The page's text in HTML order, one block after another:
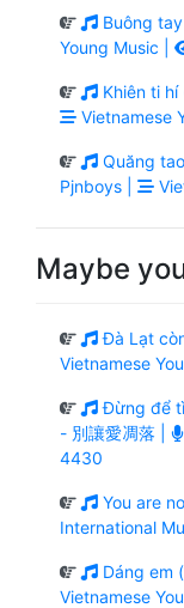
Buông tay
Young Music |
Khiên ti hí
Vietnamese
Quăng
Pjnboys |
Maybe
Đà Lạt
Vietnamese
Đừng để
- 別讓愛凋落 |
4430
You are
International
Dáng em
Vietnamese